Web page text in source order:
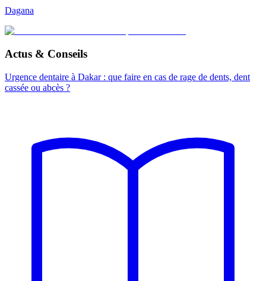
Dagana
Actus & Conseils
Urgence dentaire à Dakar : que faire en cas de rage de dents, dent
cassée ou abcès ?